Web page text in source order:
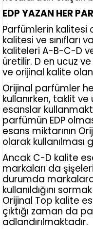
EDP YAZAN HER
Parfümlerin kalitesi
kalitesi ve sınıfları
kaliteleri A-B-C-D
üretilir. D en ucuz
ve orijinal kalite
Orijinal parfümler
kullanırken, taklit
esanslar
parfümün EDP
esans miktarının
olarak kullanılması
Ancak C-D kalite
markaları da
durumda
kullanıldığını
Orijinal Top kalite
çıktığı zaman da
adlandırılmaktadır.